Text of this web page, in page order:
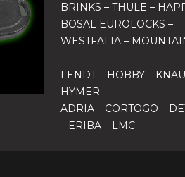
BRINKS – THULE –
BOSAL EUROLOCKS –
WESTFALIA –
FENDT – HOBBY –
HYMER
ADRIA – CORTOGO –
– ERIBA – LMC